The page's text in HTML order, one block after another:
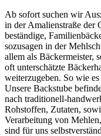
Ab sofort suchen wir
in der Amalienstraße der
beständige,
sozusagen in der
allem als Bäckermeister,
oft unterschätzte
weiterzugeben. So wie
Unsere Backstube
nach traditionell-
Rohstoffen, Zutaten,
Verarbeitung von
sind für uns